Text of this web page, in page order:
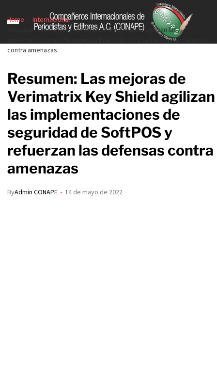
Home
Internacional
Resumen: Las mejoras de Verimatrix Key Shield agilizan las
implementaciones de seguridad de SoftPOS y refuerzan las defensas
contra amenazas
Resumen: Las mejoras de
Verimatrix Key Shield agilizan
las implementaciones de
seguridad de SoftPOS y
refuerzan las defensas contra
amenazas
ByAdmin CONAPE 14 de mayo de 2022